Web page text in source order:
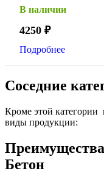
В наличии
4250 ₽
Подробнее
Соседние
Кроме этой
виды продукции:
Бетон